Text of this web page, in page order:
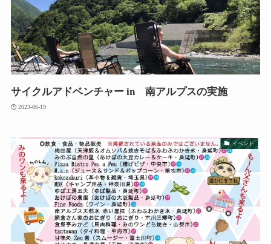
サイクルアドベンチャー in 南アルプスの実施
2023-06-19
イベント